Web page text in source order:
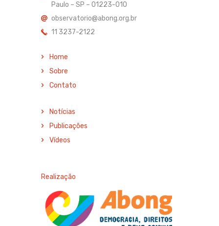
Paulo – SP – 01223-010
observatorio@abong.org.br
11 3237-2122
Home
Sobre
Contato
Notícias
Publicações
Vídeos
Realização